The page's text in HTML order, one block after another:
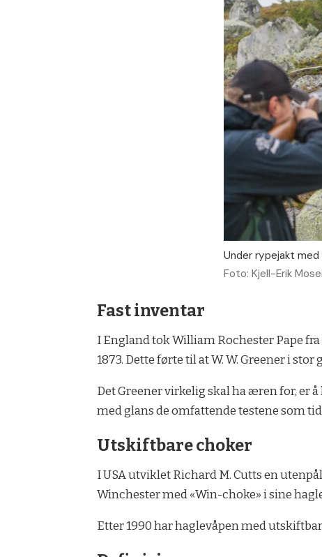
Under rypejakt
Foto: Kjell-Erik
Fast inventar
I England tok William Rochester Pape
1873. Dette førte til at W. W. Greener i
Det Greener virkelig skal ha æren for, er
med glans de omfattende testene som
Utskiftbare choker
I USA utviklet Richard M. Cutts en
Winchester med «Win-choke» i sine
Etter 1990 har haglevåpen med